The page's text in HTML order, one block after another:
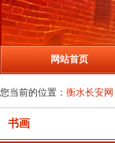
网站首页
您当前的位置： 衡水长安网
书画